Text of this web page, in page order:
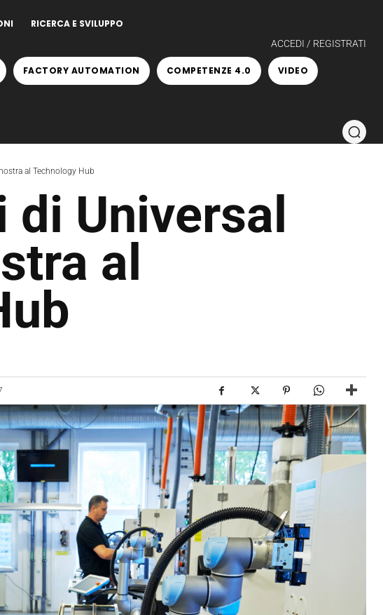
RICERCA E SVILUPPO
ACCEDI / REGISTRATI
FACTORY AUTOMATION COMPETENZE 4.0 VIDEO
al Technology Hub
Universal
al